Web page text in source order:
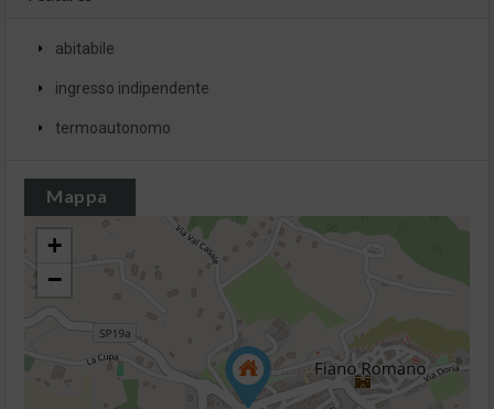
abitabile
ingresso indipendente
termoautonomo
Mappa
+
−